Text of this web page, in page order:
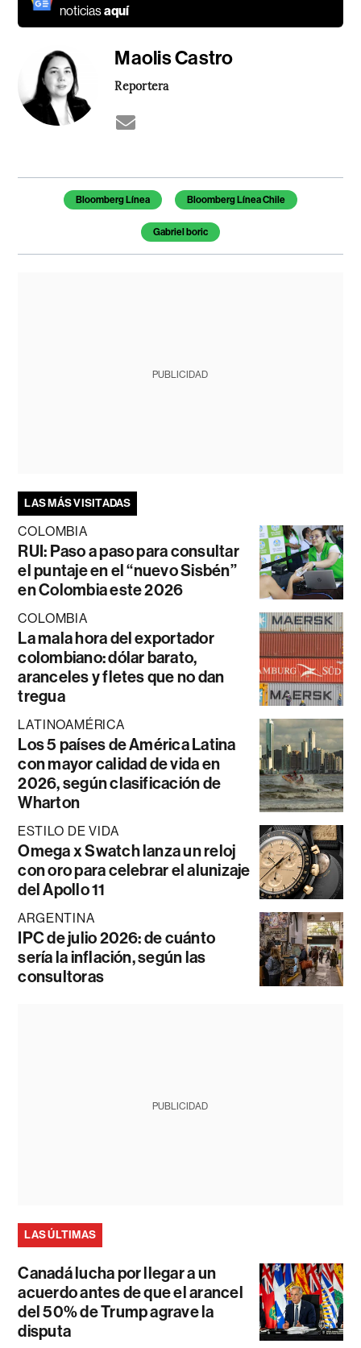
noticiasaquí
Maolis Castro
Reportera
Temas de este artículo
Bloomberg Línea Bloomberg Línea Chile
Gabriel boric
PUBLICIDAD
LAS MÁS VISITADAS
COLOMBIA
RUI: Paso a paso para consultar
el puntaje en el “nuevo Sisbén”
en Colombia este 2026
COLOMBIA
La mala hora del exportador
colombiano: dólar barato,
aranceles y fletes que no dan
tregua
LATINOAMÉRICA
Los 5 países de América Latina
con mayor calidad de vida en
2026, según clasificación de
Wharton
ESTILO DE VIDA
Omega x Swatch lanza un reloj
con oro para celebrar el alunizaje
del Apollo 11
ARGENTINA
IPC de julio 2026: de cuánto
sería la inflación, según las
consultoras
PUBLICIDAD
LAS ÚLTIMAS
Canadá lucha por llegar a un
acuerdo antes de que el arancel
del 50% de Trump agrave la
disputa